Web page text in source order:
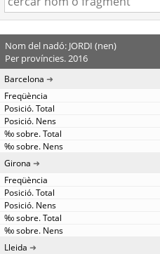
Nom del nadó: JORDI (nen)
Per províncies. 2016
Barcelona
Girona
Lleida